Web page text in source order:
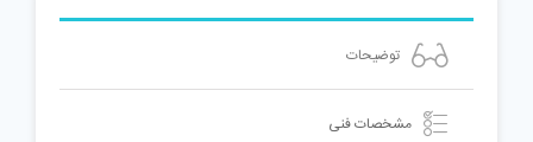
توضیحات
مشخصات فنی